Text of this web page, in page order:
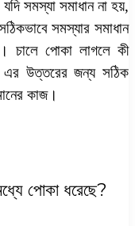
সমস্যা সমাধান না হয়,
সমস্যার সমাধান
চালে পোকা লাগলে কী
উত্তরের জন্য সঠিক
কাজ।
পোকা ধরেছে?